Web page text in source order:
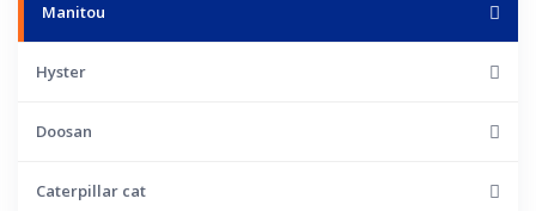
Manitou
Hyster
Doosan
Caterpillar cat